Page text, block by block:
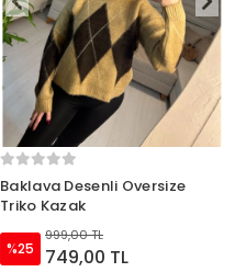
Baklava Desenli Oversize
Triko Kazak
%25
999,00 TL
749,00 TL